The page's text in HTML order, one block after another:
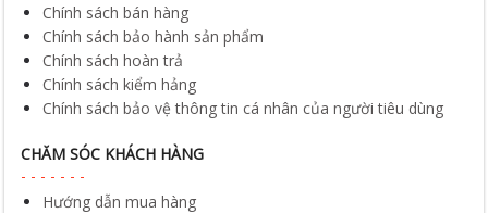
Chính sách bán hàng
Chính sách bảo hành sản phẩm
Chính sách hoàn trả
Chính sách kiểm hảng
Chính sách bảo vệ thông tin cá nhân của người tiêu dùng
CHĂM SÓC KHÁCH HÀNG
Hướng dẫn mua hàng